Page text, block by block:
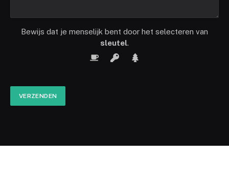
Bewijs dat je menselijk bent door het selecteren van
sleutel.